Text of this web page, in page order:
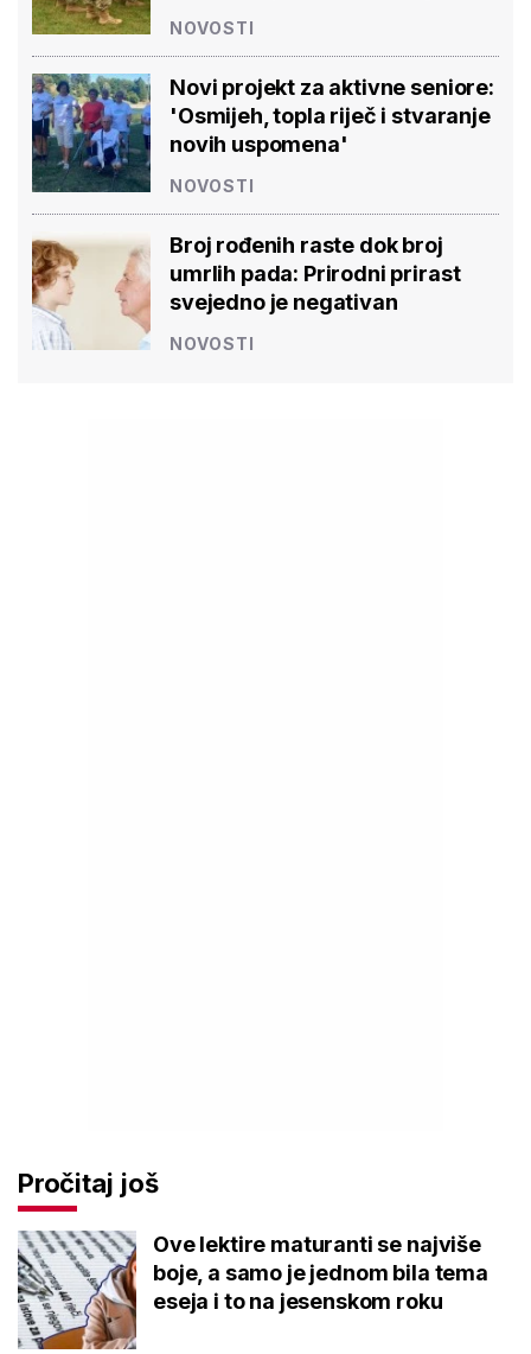
NOVOSTI
Novi projekt za aktivne seniore:
'Osmijeh, topla riječ i stvaranje
novih uspomena'
NOVOSTI
Broj rođenih raste dok broj
umrlih pada: Prirodni prirast
svejedno je negativan
NOVOSTI
Pročitaj još
Ove lektire maturanti se najviše
boje, a samo je jednom bila tema
eseja i to na jesenskom roku